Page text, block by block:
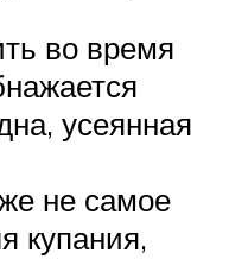
во время
усеянная
не самое
купания,